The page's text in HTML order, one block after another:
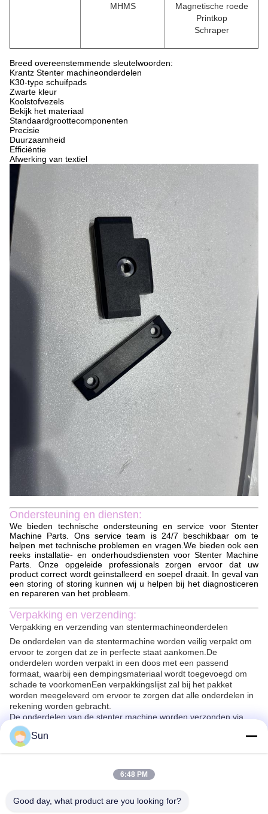
MHMS
Magnetische roede
Printkop
Schraper
Breed overeenstemmende sleutelwoorden:
Krantz Stenter machineonderdelen
K30-type schuifpads
Zwarte kleur
Koolstofvezels
Bekijk het materiaal
Standaardgroottecomponenten
Precisie
Duurzaamheid
Efficiëntie
Afwerking van textiel
Ondersteuning en diensten:
We bieden technische ondersteuning en service voor Stenter
Machine Parts. Ons service team is 24/7 beschikbaar om te
helpen met technische problemen en vragen.We bieden ook een
reeks installatie- en onderhoudsdiensten voor Stenter Machine
Parts. Onze opgeleide professionals zorgen ervoor dat uw
product correct wordt geïnstalleerd en soepel draait. In geval van
een storing of storing kunnen wij u helpen bij het diagnosticeren
en repareren van het probleem.
Verpakking en verzending:
Verpakking en verzending van stentermachineonderdelen
De onderdelen van de stentermachine worden veilig verpakt om
ervoor te zorgen dat ze in perfecte staat aankomen.De
onderdelen worden verpakt in een doos met een passend
formaat, waarbij een dempingsmateriaal wordt toegevoegd om
schade te voorkomenEen verpakkingslijst zal bij het pakket
worden meegeleverd om ervoor te zorgen dat alle onderdelen in
rekening worden gebracht.
De onderdelen van de stenter machine worden verzonden via
een betrouwbare koerier. Alle pakketten worden gevolgd en
verzekerd om veilige levering te garanderen.Maar de pakketten
worden meestal binnen 2-10 dagen geleverd..
A1. De merknaam van Stenter Machine Parts is Jayu, afkomstig
uit China.
Sun
6:48 PM
Good day, what product are you looking for?